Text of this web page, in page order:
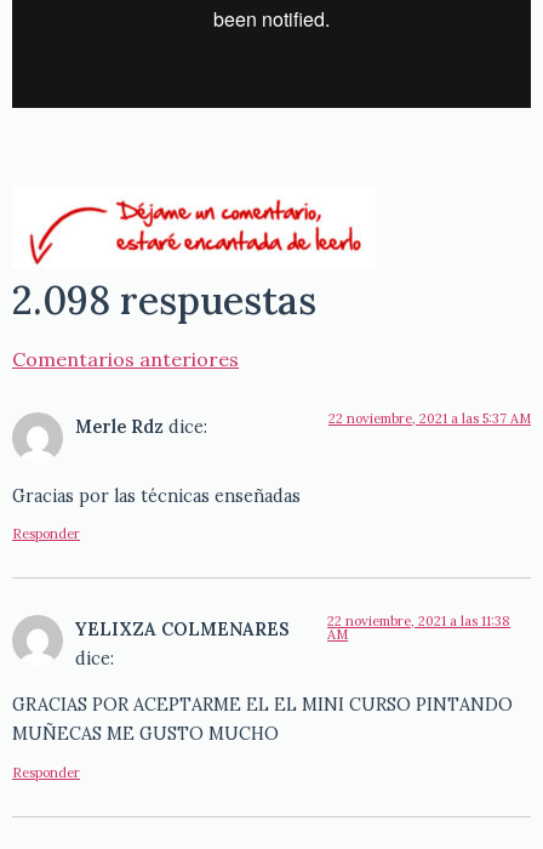
2.098 respuestas
Comentarios anteriores
Merle Rdz dice: 22 noviembre, 2021 a las 5:37 AM
Gracias por las técnicas enseñadas
Responder
YELIXZA COLMENARES
dice:
22 noviembre, 2021 a las 11:38
AM
GRACIAS POR ACEPTARME EL EL MINI CURSO PINTANDO
MUÑECAS ME GUSTO MUCHO
Responder